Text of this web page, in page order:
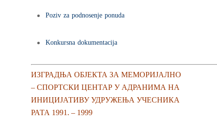
Poziv za podnosenje ponuda
Konkursna dokumentacija
ИЗГРАДЊА ОБЈЕКТА ЗА МЕМОРИЈАЛНО
– СПОРТСКИ ЦЕНТАР У АДРАНИМА НА
ИНИЦИЈАТИВУ УДРУЖЕЊА УЧЕСНИКА
РАТА 1991. – 1999